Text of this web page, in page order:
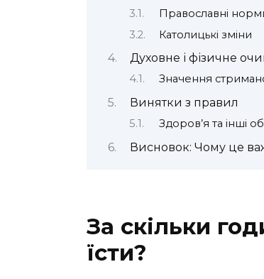
Православні
Католицькі зміни
Духовне і фізичне
Значення
Винятки з правил
Здоров’я та інші
Висновок: Чому це
За скільки
їсти?